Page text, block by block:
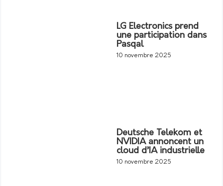
LG Electronics prend
une participation dans
Pasqal
10 novembre 2025
Deutsche Telekom et
NVIDIA annoncent un
cloud d’IA industrielle
10 novembre 2025